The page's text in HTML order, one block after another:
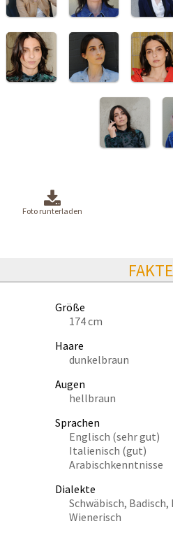
Foto runterladen
Größe
174 cm
Haare
dunkelbraun
Augen
hellbraun
Sprachen
Englisch (sehr gut)
Italienisch (gut)
Arabischkenntnisse
Dialekte
Schwäbisch,
Wienerisch